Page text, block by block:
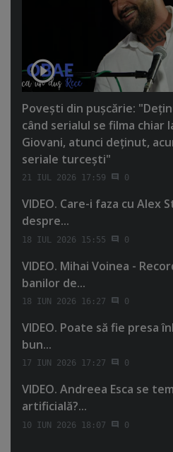
Poveşti din puşcărie:
când serialul se filma chiar
Giovani, atunci deţinut,
seriale turceşti"
21 IUL 2026 17:59 0
VIDEO. Care-i faza cu Alex
despre...
18 IUL 2026 15:55 0
VIDEO. Mihai Voinea -
banilor de...
18 IUN 2026 16:27 0
VIDEO. Poate să fie presa
bun...
17 IUN 2026 17:27 0
VIDEO. Andreea Esca se
artificială?...
10 IUN 2026 18:07 0